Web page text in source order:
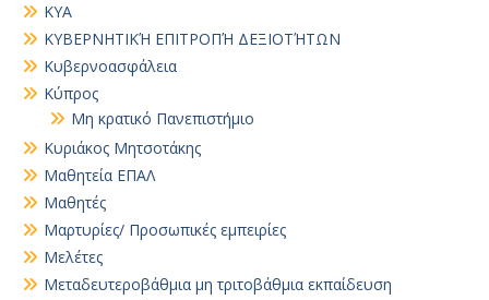
ΚΥΑ
ΚΥΒΕΡΝΗΤΙΚΉ ΕΠΙΤΡΟΠΉ ΔΕΞΙΟΤΉΤΩΝ
Κυβερνοασφάλεια
Κύπρος
Μη κρατικό Πανεπιστήμιο
Κυριάκος Μητσοτάκης
Μαθητεία ΕΠΑΛ
Μαθητές
Μαρτυρίες/ Προσωπικές εμπειρίες
Μελέτες
Μεταδευτεροβάθμια μη τριτοβάθμια εκπαίδευση